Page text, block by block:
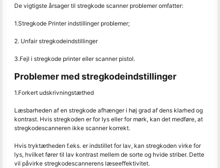
De vigtigste årsager til stregkode scanner problemer omfatter:
1.Stregkode Printer indstillinger problemer;
2. Unfair stregkodeindstillinger
3.Fejl i stregkode printer eller scanner pistol.
Problemer med stregkodeindstillinger
1.Forkert udskrivningstæthed
Læsbarheden af en stregkode afhænger i høj grad af dens klarhed og
kontrast. Hvis stregkoden er for lys eller for mørk, kan det medføre, at
stregkodescanneren ikke scanner korrekt.
Hvis tryktætheden f.eks. er indstillet for lav, kan stregkoden virke for
lys, hvilket fører til lav kontrast mellem de sorte og hvide striber. Dette
vil påvirke stregkodescannerens læseeffektivitet.